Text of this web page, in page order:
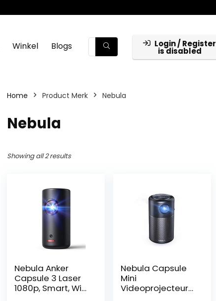
Winkel Blogs Login / Register
is disabled
Home Product Merk ‎Nebula
‎Nebula
Showing all 2 results
Nebula Anker
Capsule 3 Laser
1080p, Smart, Wi-
Nebula Capsule
Mini
Videoprojecteur